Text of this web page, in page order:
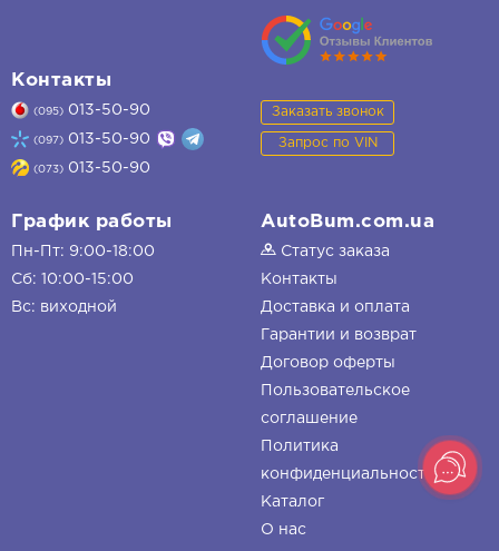
Контакты
(095) 013-50-90
(097) 013-50-90
(073) 013-50-90
Заказать звонок
Запрос по VIN
График работы
Пн-Пт: 9:00-18:00
Сб: 10:00-15:00
Вс: виходной
AutoBum.com.ua
Статус заказа
Контакты
Доставка и оплата
Гарантии и возврат
Договор оферты
Пользовательское
соглашение
Политика
конфиденциальности
Каталог
О нас